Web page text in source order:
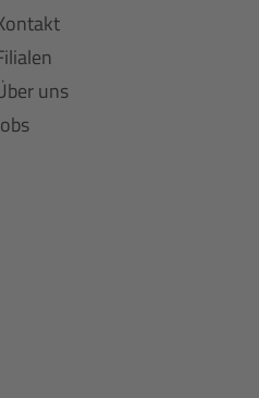
uns